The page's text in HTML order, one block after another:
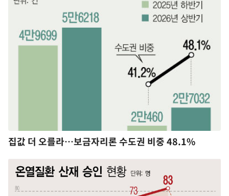
집값 더 오를라…보금자리론 수도권 비중 48.1%